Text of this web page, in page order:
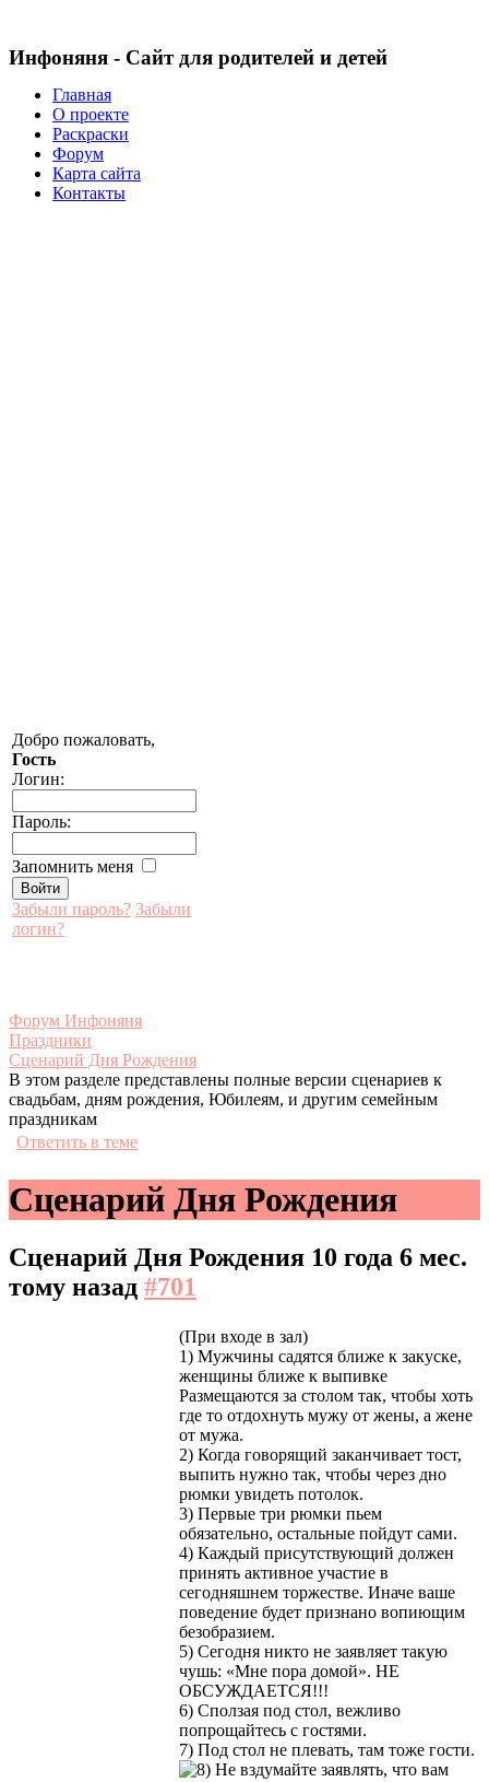
Инфоняня - Сайт для родителей и детей
Главная
О проекте
Раскраски
Форум
Карта сайта
Контакты
Добро пожаловать,
Гость
Логин:
Пароль:
Запомнить меня
Забыли пароль? Забыли
логин?
Форум Инфоняня
Праздники
Сценарий Дня Рождения
В этом разделе представлены полные версии сценариев к
свадьбам, дням рождения, Юбилеям, и другим семейным
праздникам
Ответить в теме
Сценарий Дня Рождения
Сценарий Дня Рождения 10 года 6 мес.
тому назад #701
(При входе в зал)
1) Мужчины садятся ближе к закуске,
женщины ближе к выпивке
Размещаются за столом так, чтобы хоть
где то отдохнуть мужу от жены, а жене
от мужа.
2) Когда говорящий заканчивает тост,
выпить нужно так, чтобы через дно
рюмки увидеть потолок.
3) Первые три рюмки пьем
обязательно, остальные пойдут сами.
4) Каждый присутствующий должен
принять активное участие в
сегодняшнем торжестве. Иначе ваше
поведение будет признано вопиющим
безобразием.
5) Сегодня никто не заявляет такую
чушь: «Мне пора домой». НЕ
ОБСУЖДАЕТСЯ!!!
6) Сползая под стол, вежливо
попрощайтесь с гостями.
7) Под стол не плевать, там тоже гости.
Не вздумайте заявлять, что вам